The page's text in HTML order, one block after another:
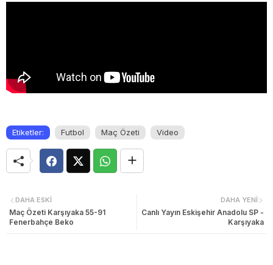
Etiketler: Futbol Maç Özeti Video
DAHA YENI
Canlı Yayın Eskişehir Anadolu SP -
Karşıyaka
DAHA ESKI
Maç Özeti Karşıyaka 55-91
Fenerbahçe Beko